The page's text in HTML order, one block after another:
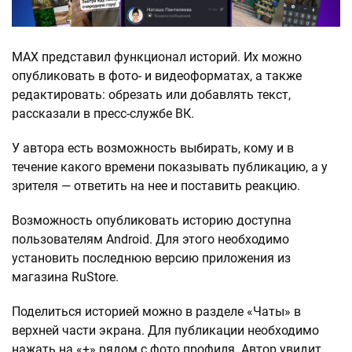
МАХ представил функционал историй. Их можно
опубликовать в фото- и видеоформатах, а также
редактировать: обрезать или добавлять текст,
рассказали в пресс-службе ВК.
У автора есть возможность выбирать, кому и в
течение какого времени показывать публикацию, а у
зрителя — ответить на нее и поставить реакцию.
Возможность опубликовать историю доступна
пользователям Android. Для этого необходимо
установить последнюю версию приложения из
магазина RuStore.
Поделиться историей можно в разделе «Чаты» в
верхней части экрана. Для публикации необходимо